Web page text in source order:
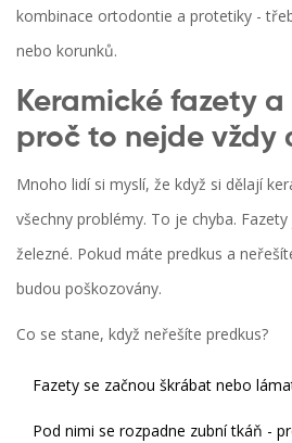
kombinace ortodontie a protetiky -
nebo korunků.
Keramické fazety
proč to nejde vždy
Mnoho lidí si myslí, že když si dělají
všechny problémy. To je chyba.
železné. Pokud máte predkus a
budou poškozovány.
Co se stane, když neřešíte predkus?
Fazety se začnou škrábat nebo
Pod nimi se rozpadne zubní tkáň -